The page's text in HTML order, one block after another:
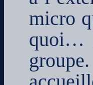
micro
quoi…